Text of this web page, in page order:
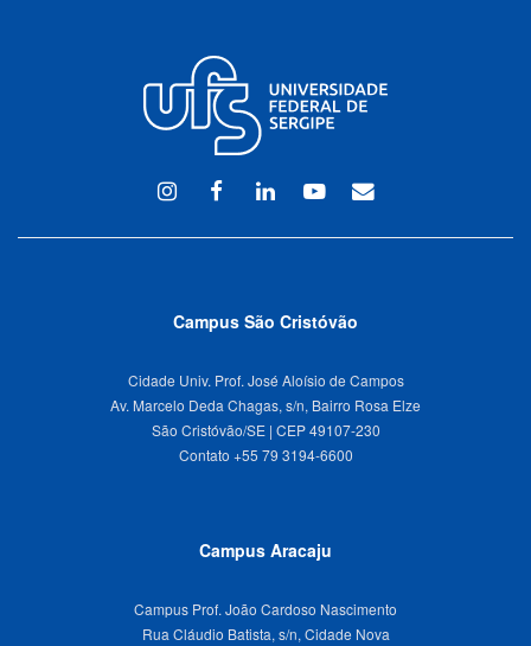
InstagramFacebook
LinkedinYoutubeWEBMAIL
Campus São Cristóvão
Cidade Univ. Prof. José Aloísio de Campos
Av. Marcelo Deda Chagas, s/n, Bairro Rosa Elze
São Cristóvão/SE | CEP 49107-230
Campus Aracaju
Campus Prof. João Cardoso Nascimento
Rua Cláudio Batista, s/n, Cidade Nova